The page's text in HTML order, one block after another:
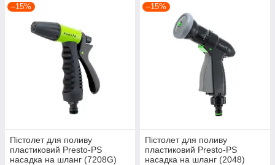
–15%
Пістолет для поливу
пластиковий Presto-PS
насадка на шланг (7208G)
–15%
Пістолет для поливу
пластиковий Presto-PS
насадка на шланг (2048)